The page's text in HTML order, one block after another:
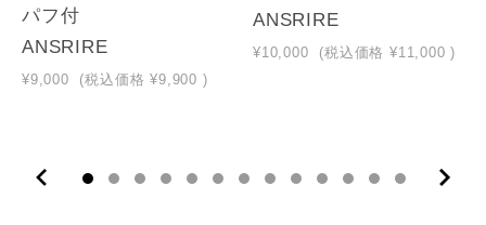
パフ付
ANSRIRE
¥9,000 (税込価格 ¥9,900 )
ANSRIRE
¥10,000 (税込価格 ¥11,000 )